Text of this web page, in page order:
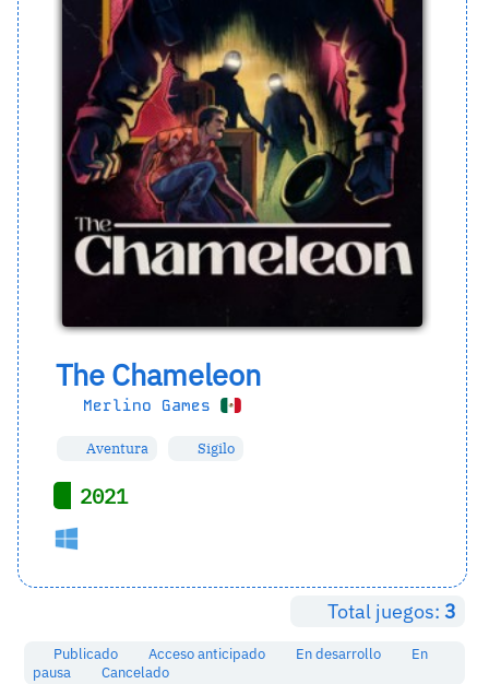
The Chameleon
Merlino Games
Aventura Sigilo
2021
Total juegos: 3
Publicado Acceso anticipado En desarrollo
En
pausa
Cancelado